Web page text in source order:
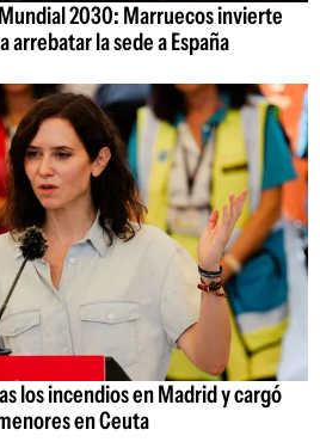
2030: Marruecos invierte
arrebatar la sede a España
los incendios en Madrid y cargó
en Ceuta